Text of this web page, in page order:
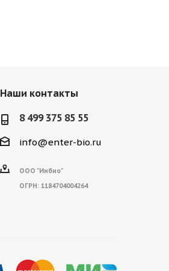
Наши контакты
8 499 375 85 55
info@enter-bio.ru
ООО "Инбио"
ОГРН: 1184704004264